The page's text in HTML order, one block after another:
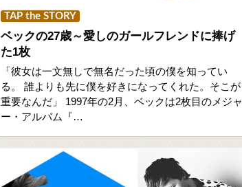
TAP the STORY
ベックの27歳～愛しのガールフレンドに捧げ
た1枚
「彼女は一文無しで無名だった頃の僕を知ってい
る。 誰よりも先に僕を好きになってくれた。そこが
重要なんだ」 1997年の2月、ベックは2枚目のメジャ
ー・アルバム『…